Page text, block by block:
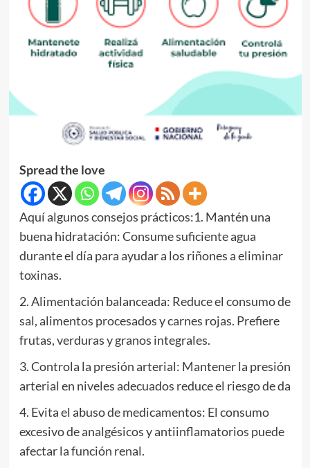
Spread the love
Aquí algunos consejos prácticos:1. Mantén una
buena hidratación: Consume suficiente agua
durante el día para ayudar a los riñones a eliminar
toxinas.
2. Alimentación balanceada: Reduce el consumo de
sal, alimentos procesados y carnes rojas. Prefiere
frutas, verduras y granos integrales.
3. Controla la presión arterial: Mantener la presión
arterial en niveles adecuados reduce el riesgo de da
4. Evita el abuso de medicamentos: El consumo
excesivo de analgésicos y antiinflamatorios puede
afectar la función renal.